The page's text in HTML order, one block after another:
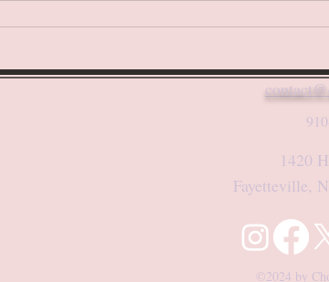
1420
Fayetteville,
©2024 by